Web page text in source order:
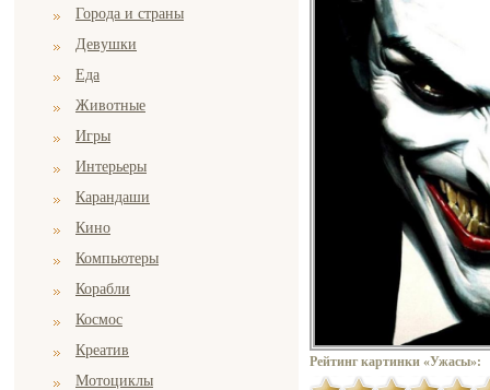
Города и страны
Девушки
Еда
Животные
Игры
Интерьеры
Карандаши
Кино
Компьютеры
Корабли
Космос
Креатив
Мотоциклы
Рейтинг картинки «Ужасы»: